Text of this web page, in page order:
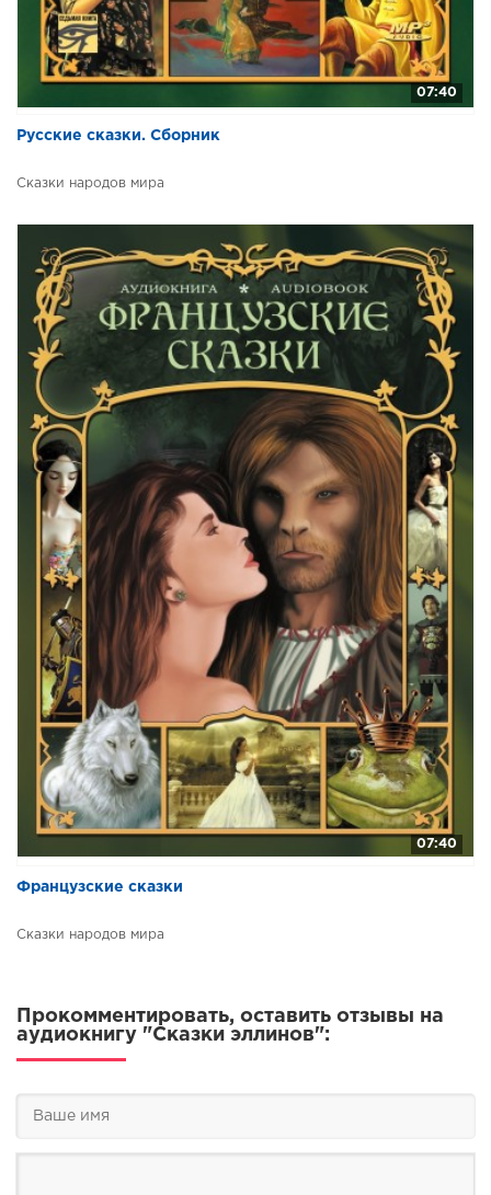
mdg_35_Подвиги Персея
07:40
Русские сказки. Сборник
Сказки народов мира
07:40
Французские сказки
Сказки народов мира
Прокомментировать, оставить отзывы на
аудиокнигу "Сказки эллинов":